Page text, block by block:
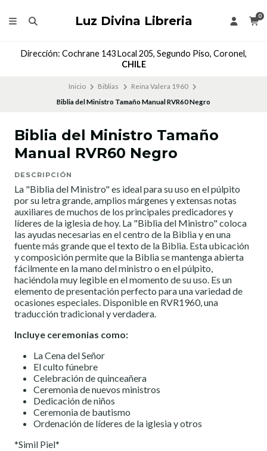
Luz Divina Libreria 0
Dirección: Cochrane 143 Local 205, Segundo Piso, Coronel,
CHILE
Inicio Biblias
Reina Valera 1960
Biblia del Ministro Tamaño Manual RVR60 Negro
Biblia del Ministro Tamaño
Manual RVR60 Negro
DESCRIPCIÓN
La "Biblia del Ministro" es ideal para su uso en el púlpito
por su letra grande, amplios márgenes y extensas notas
auxiliares de muchos de los principales predicadores y
líderes de la iglesia de hoy. La "Biblia del Ministro" coloca
las ayudas necesarias en el centro de la Biblia y en una
fuente más grande que el texto de la Biblia. Esta ubicación
y composición permite que la Biblia se mantenga abierta
fácilmente en la mano del ministro o en el púlpito,
haciéndola muy legible en el momento de su uso. Es un
elemento de presentación perfecto para una variedad de
ocasiones especiales. Disponible en RVR1960, una
traducción tradicional y verdadera.
Incluye ceremonias como:
La Cena del Señor
El culto fúnebre
Celebración de quinceañera
Ceremonia de nuevos ministros
Dedicación de niños
Ceremonia de bautismo
Ordenación de líderes de la iglesia y otros
*Simil Piel*